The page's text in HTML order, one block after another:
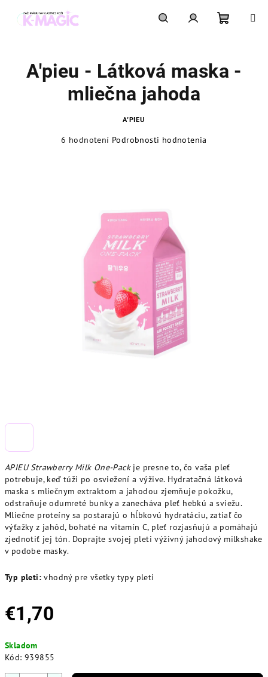
košík
APIEU Strawberry Milk One-Packje presne to, čo vaša pleť
potrebuje, keď túži po osviežení a výžive. Hydratačná látková
maska s mliečnym extraktom a jahodou zjemňuje pokožku,
odstraňuje odumreté bunky a zanecháva pleť hebkú a sviežu.
Mliečne proteíny sa postarajú o hĺbkovú hydratáciu, zatiaľ čo
výťažky z jahôd, bohaté na vitamín C, pleť rozjasňujú a pomáhajú
zjednotiť jej tón. Doprajte svojej pleti výživný jahodový milkshake
v podobe masky.
Typ pleti: vhodný pre všetky typy pleti
€1,70
cena:
Skladom
Kód: 939855
A'pieu - Látková maska -
mliečna jahoda
A'PIEU
6 hodnotení Podrobnosti hodnotenia